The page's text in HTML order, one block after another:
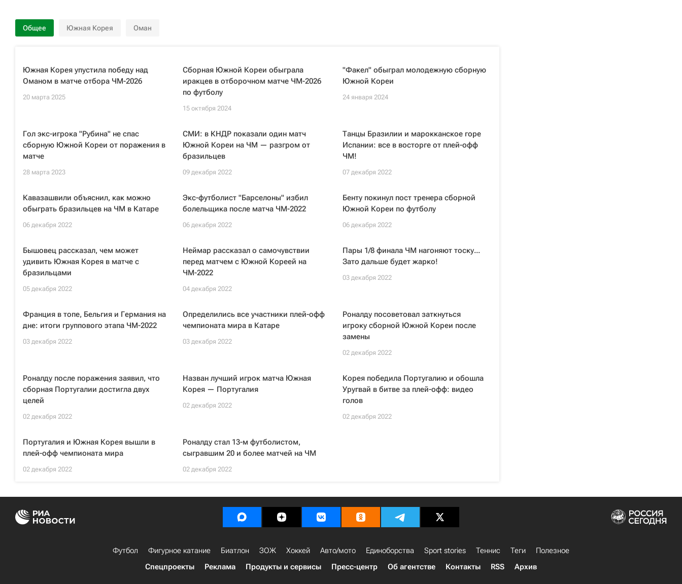
Общее Южная Корея Оман
Южная Корея упустила победу над
Оманом в матче отбора ЧМ-2026
20 марта 2025
Сборная Южной Кореи обыграла
иракцев в отборочном матче ЧМ-2026
по футболу
15 октября 2024
"Факел" обыграл молодежную сборную
Южной Кореи
24 января 2024
Гол экс-игрока "Рубина" не спас
сборную Южной Кореи от поражения в
матче
28 марта 2023
СМИ: в КНДР показали один матч
Южной Кореи на ЧМ — разгром от
бразильцев
09 декабря 2022
Танцы Бразилии и марокканское горе
Испании: все в восторге от плей-офф
ЧМ!
07 декабря 2022
Кавазашвили объяснил, как можно
обыграть бразильцев на ЧМ в Катаре
06 декабря 2022
Экс-футболист "Барселоны" избил
болельщика после матча ЧМ-2022
06 декабря 2022
Бенту покинул пост тренера сборной
Южной Кореи по футболу
06 декабря 2022
Бышовец рассказал, чем может
удивить Южная Корея в матче с
бразильцами
05 декабря 2022
Неймар рассказал о самочувствии
перед матчем с Южной Кореей на
ЧМ-2022
04 декабря 2022
Пары 1/8 финала ЧМ нагоняют тоску...
Зато дальше будет жарко!
03 декабря 2022
Франция в топе, Бельгия и Германия на
дне: итоги группового этапа ЧМ-2022
03 декабря 2022
Определились все участники плей-офф
чемпионата мира в Катаре
03 декабря 2022
Роналду посоветовал заткнуться
игроку сборной Южной Кореи после
замены
02 декабря 2022
Роналду после поражения заявил, что
сборная Португалии достигла двух
целей
02 декабря 2022
Назван лучший игрок матча Южная
Корея — Португалия
02 декабря 2022
Корея победила Португалию и обошла
Уругвай в битве за плей-офф: видео
голов
02 декабря 2022
Португалия и Южная Корея вышли в
плей-офф чемпионата мира
02 декабря 2022
Роналду стал 13-м футболистом,
сыгравшим 20 и более матчей на ЧМ
02 декабря 2022
Футбол Фигурное катание Биатлон ЗОЖ Хоккей Авто/мото Единоборства Sport stories Теннис Теги
Полезное
Спецпроекты
Реклама Продукты и сервисы Пресс-центр Об агентстве Контакты RSS Архив